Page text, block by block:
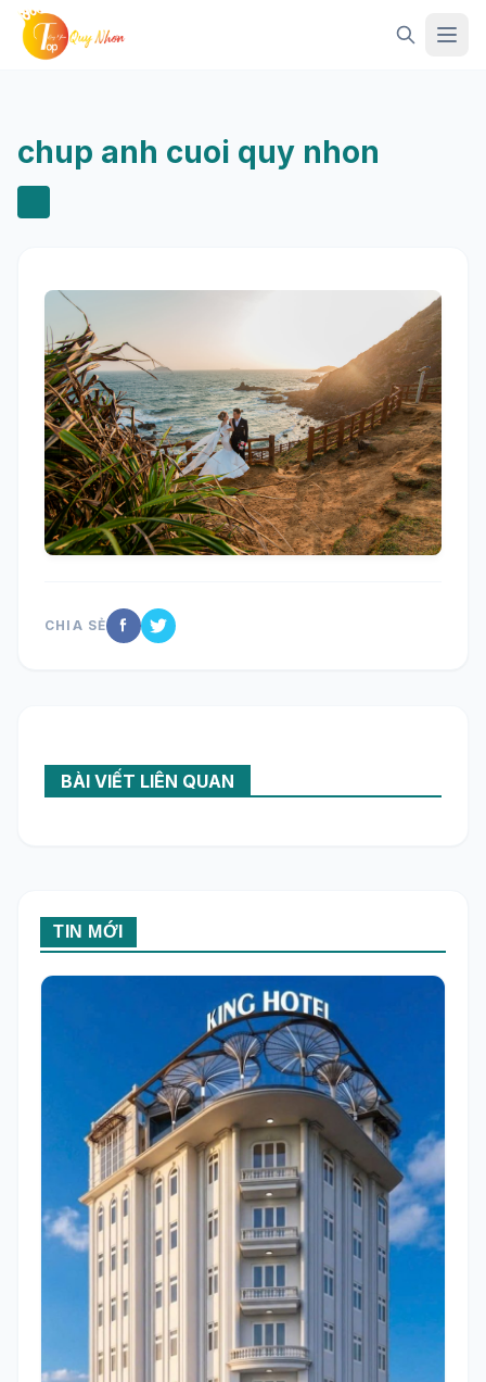
Mở
chup anh cuoi quy nhon
CHIA SẺ
BÀI VIẾT LIÊN QUAN
TIN MỚI